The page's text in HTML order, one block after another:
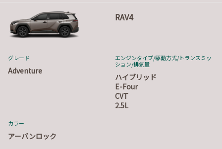
RAV4
グレード
Adventure
エンジンタイプ/駆動方式/トランスミッ
ション/排気量
ハイブリッド
E-Four
CVT
2.5L
カラー
アーバンロック